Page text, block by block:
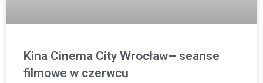
Kina Cinema City Wrocław– seanse
filmowe w czerwcu